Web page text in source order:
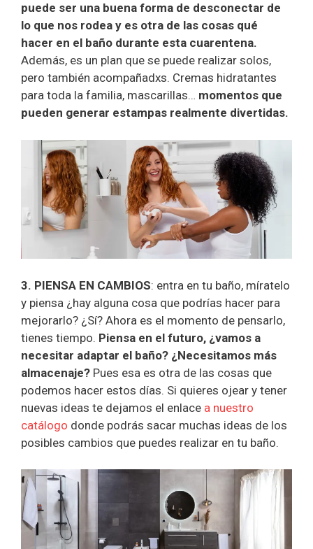
puede ser una buena forma de desconectar de
lo que nos rodea y es otra de las cosas qué
hacer en el baño durante esta cuarentena.
Además, es un plan que se puede realizar solos,
pero también acompañadxs. Cremas hidratantes
para toda la familia, mascarillas… momentos que
pueden generar estampas realmente divertidas.
3. PIENSA EN CAMBIOS: entra en tu baño, míratelo
y piensa ¿hay alguna cosa que podrías hacer para
mejorarlo? ¿Sí? Ahora es el momento de pensarlo,
tienes tiempo. Piensa en el futuro, ¿vamos a
necesitar adaptar el baño? ¿Necesitamos más
almacenaje? Pues esa es otra de las cosas que
podemos hacer estos días. Si quieres ojear y tener
nuevas ideas te dejamos el enlace a nuestro
catálogo donde podrás sacar muchas ideas de los
posibles cambios que puedes realizar en tu baño.